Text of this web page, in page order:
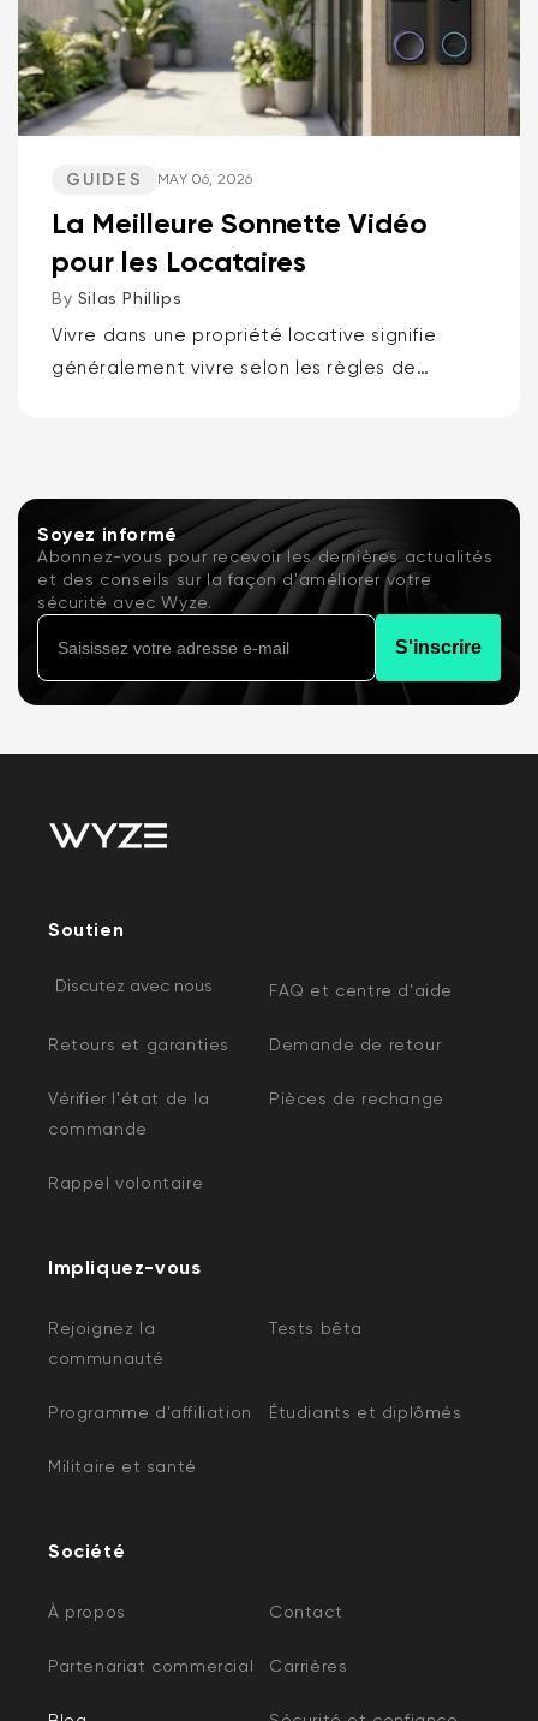
GUIDES MAY 06, 2026
La Meilleure Sonnette Vidéo
pour les Locataires
By Silas Phillips
Vivre dans une propriété locative signifie
généralement vivre selon les règles de
Soyez informé
Abonnez-vous pour recevoir les dernières actualités
et des conseils sur la façon d'améliorer votre
sécurité avec Wyze.
S'inscrire
Soutien
Discutez avec nous FAQ et centre d'aide
Retours et garanties Demande de retour
Vérifier l'état de la
commande
Pièces de rechange
Rappel volontaire
Impliquez-vous
Rejoignez la
communauté
Tests bêta
Programme d'affiliation Étudiants et diplômés
Militaire et santé
Société
À propos Contact
Partenariat commercial Carrières